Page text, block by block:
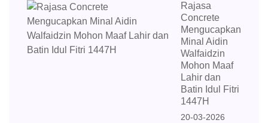
Rajasa
Concrete
Mengucapkan
Minal Aidin
Walfaidzin
Mohon Maaf
Lahir dan
Batin Idul Fitri
1447H
20-03-2026